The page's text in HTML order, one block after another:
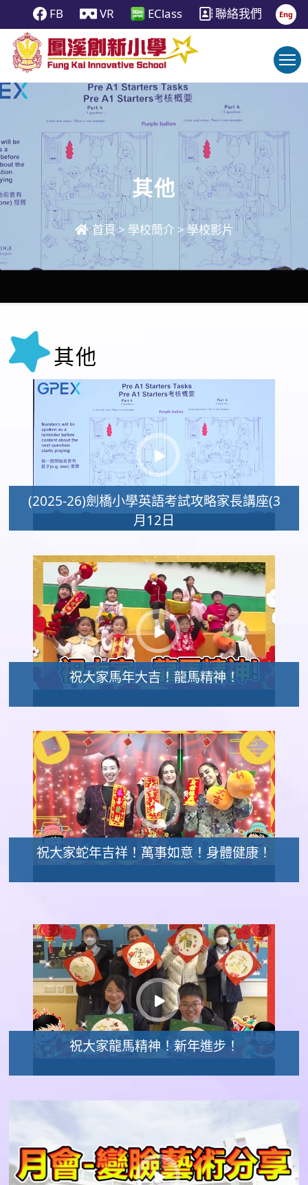
FB VR EClass 聯絡我們 Eng
其他
首頁> 學校簡介 >學校影片
其他
(2025-26)劍橋小學英語考試攻略家長講座(3
月12日
祝大家馬年大吉！龍馬精神！
祝大家蛇年吉祥！萬事如意！身體健康！
祝大家龍馬精神！新年進步！